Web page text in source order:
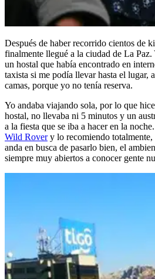
Después de haber recorrido cientos de
finalmente llegué a la ciudad de La
un hostal que había encontrado en
taxista si me podía llevar hasta el lugar,
camas, porque yo no tenía reserva.
Yo andaba viajando sola, por lo que
hostal, no llevaba ni 5 minutos y un
a la fiesta que se iba a hacer en la
Wild Rovery lo recomiendo totalmente,
anda en busca de pasarlo bien, el
siempre muy abiertos a conocer gente